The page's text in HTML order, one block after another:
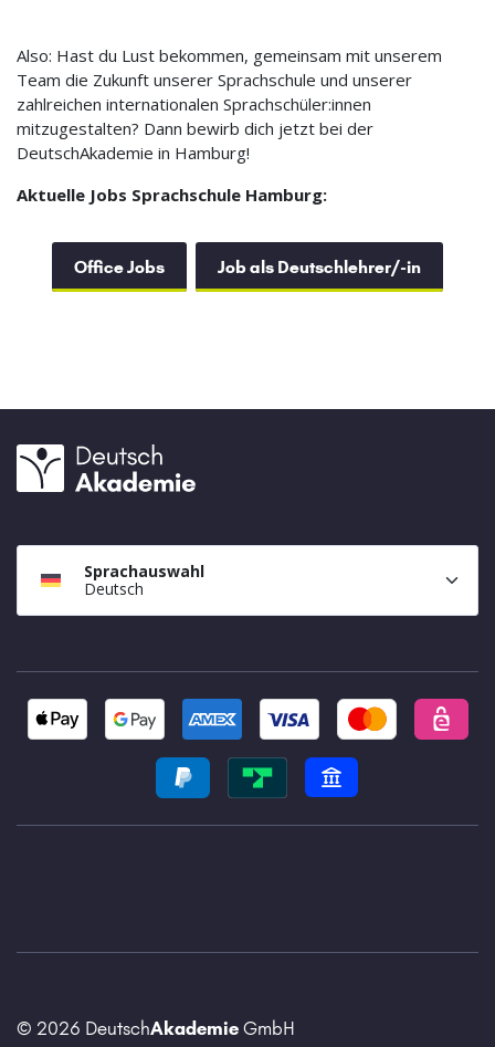
Also: Hast du Lust bekommen, gemeinsam mit unserem
Team die Zukunft unserer Sprachschule und unserer
zahlreichen internationalen Sprachschüler:innen
mitzugestalten? Dann bewirb dich jetzt bei der
DeutschAkademie in Hamburg!
Aktuelle Jobs Sprachschule Hamburg:
Office Jobs Job als Deutschlehrer/-in
Sprachauswahl
Deutsch
© 2026 DeutschAkademie GmbH